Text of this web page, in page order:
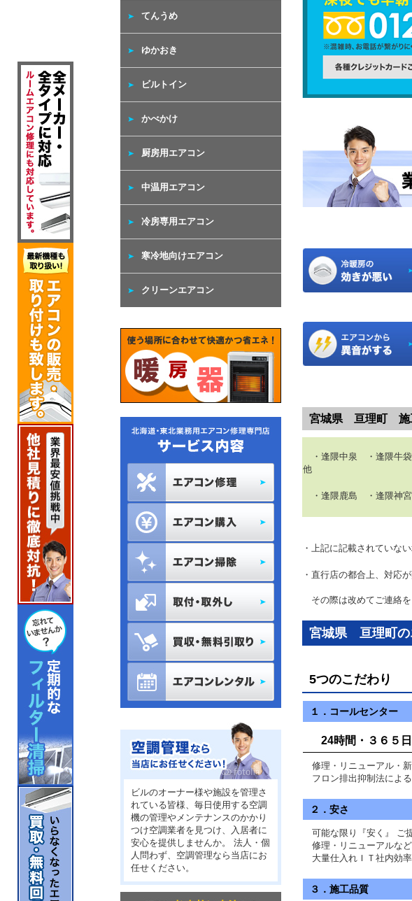
てんうめ
ゆかおき
ビルトイン
かべかけ
厨房用エアコン
中温用エアコン
冷房専用エアコン
寒冷地向けエアコン
クリーンエアコン
ビルのオーナー様や施設を管理さ
れている皆様、毎日使用する空調
機の管理やメンテナンスのかかり
つけ空調業者を見つけ、入居者に
安心を提供しませんか。 法人・個
人問わず、空調管理なら当店にお
任せください。
宮城県 亘理町 施
・逢隈中泉 ・逢隈牛
他
・逢隈鹿島 ・逢隈神
・上記に記載されていな
・直行店の都合上、対応
その際は改めてご連絡を
宮城県 亘理町の
5つのこだわり
１．コールセンター
24時間・３６５日
修理・リニューアル・新
フロン排出抑制法による
２．安さ
可能な限り『安く』 ご
修理・リニューアルなど
大量仕入れＩＴ社内効率
３．施工品質